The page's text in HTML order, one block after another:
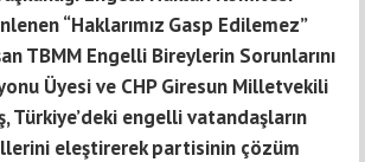
“Haklarımız Gasp Edilemez”
TBMM Engelli Bireylerin Sorunlarını
Üyesi ve CHP Giresun Milletvekili
Türkiye’deki engelli vatandaşların
eleştirerek partisinin çözüm